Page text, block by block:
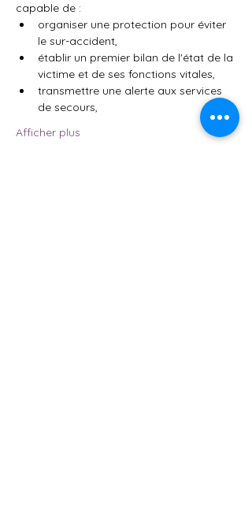
capable de :
organiser une protection pour éviter
le sur-accident,
établir un premier bilan de l'état de la
victime et de ses fonctions vitales,
transmettre une alerte aux services
de secours,
Afficher plus